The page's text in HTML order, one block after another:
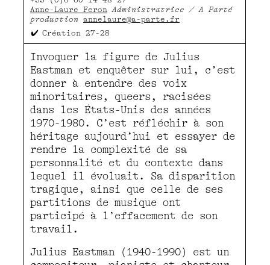
Anne-Laure Feron Administratrice / A Parté
production
annelaure@a-parte.fr
Création 27-28
Invoquer la figure de Julius
Eastman et enquêter sur lui, c’est
donner à entendre des voix
minoritaires, queers, racisées
dans les États-Unis des années
1970-1980. C’est réfléchir à son
héritage aujourd’hui et essayer de
rendre la complexité de sa
personnalité et du contexte dans
lequel il évoluait. Sa disparition
tragique, ainsi que celle de ses
partitions de musique ont
participé à l’effacement de son
travail.
Julius Eastman (1940-1990) est un